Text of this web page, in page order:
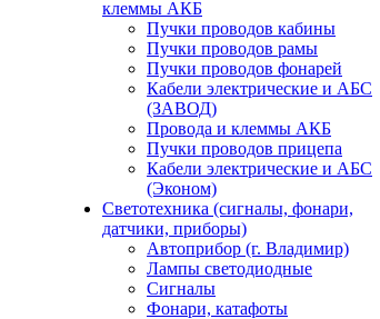
клеммы АКБ
Пучки проводов кабины
Пучки проводов рамы
Пучки проводов фонарей
Кабели электрические и АБС
(ЗАВОД)
Провода и клеммы АКБ
Пучки проводов прицепа
Кабели электрические и АБС
(Эконом)
Светотехника (сигналы, фонари,
датчики, приборы)
Автоприбор (г. Владимир)
Лампы светодиодные
Сигналы
Фонари, катафоты